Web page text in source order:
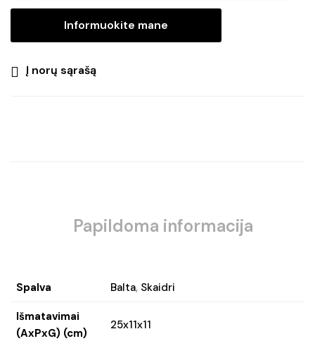
Informuokite mane
Į norų sąrašą
Papildoma informacija
Spalva Balta, Skaidri
Išmatavimai
(AxPxG) (cm)
25x11x11